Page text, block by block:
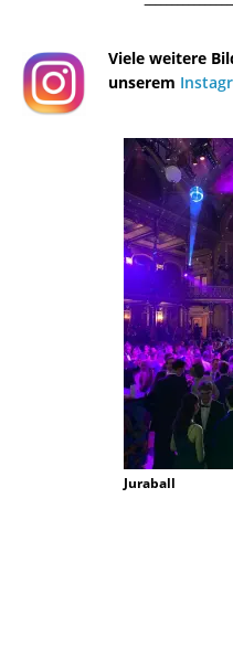
Viele weitere
unserem
Juraball